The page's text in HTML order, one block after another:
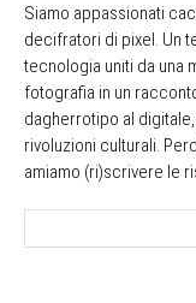
Siamo appassionati
decifratori di pixel. Un
tecnologia uniti da una
fotografia in un
dagherrotipo al
rivoluzioni culturali.
amiamo (ri)scrivere le